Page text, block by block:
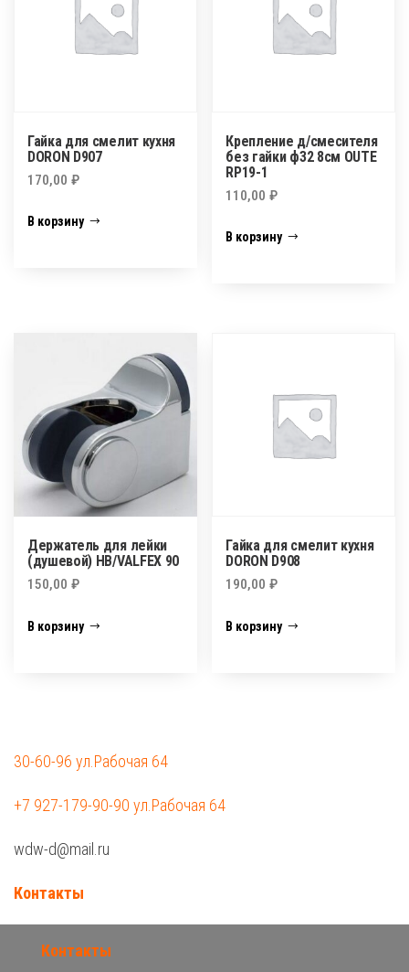
Гайка для смелит кухня
DORON D907
170,00 ₽
В корзину
Крепление д/смесителя
без гайки ф32 8см OUTE
RP19-1
110,00₽
В корзину
Держатель для лейки
(душевой) НВ/VALFEX 90
150,00 ₽
В корзину
Гайка для смелит кухня
DORON D908
190,00₽
В корзину
30-60-96 ул.Рабочая 64
+7 927-179-90-90 ул.Рабочая 64
wdw-d@mail.ru
Контакты
Контакты